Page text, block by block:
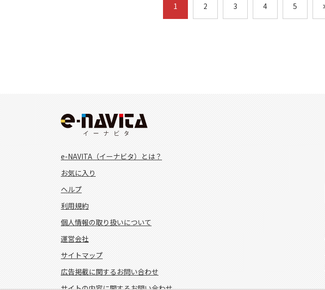
1 2 3 4 5
e-NAVITA（イーナビタ）とは？
お気に入り
ヘルプ
利用規約
個人情報の取り扱いについて
運営会社
サイトマップ
広告掲載に関するお問い合わせ
サイトの内容に関するお問い合わせ